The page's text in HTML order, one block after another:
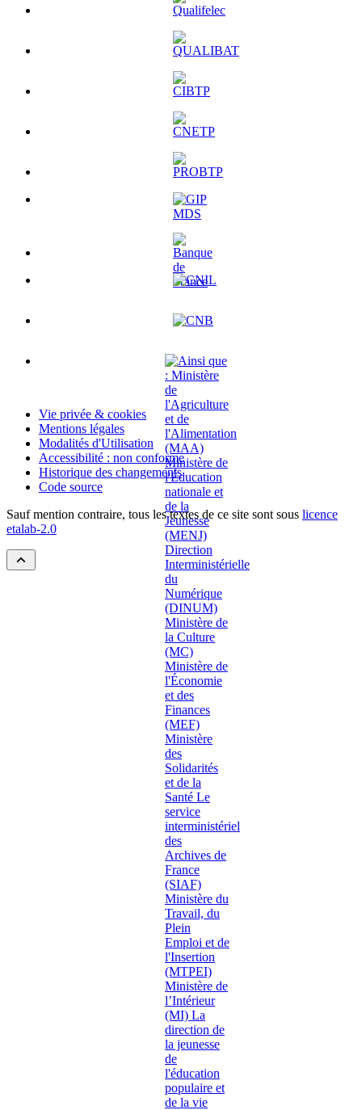
Vie privée & cookies
Mentions légales
Modalités d'Utilisation
Accessibilité : non conforme
Historique des changements
Code source
Sauf mention contraire, tous les textes de ce site sont sous licence
etalab-2.0